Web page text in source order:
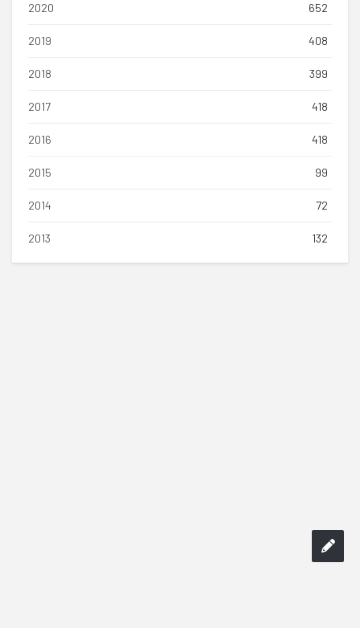
2020 652
2019 408
2018 399
2017 418
2016 418
2015 99
2014 72
2013 132